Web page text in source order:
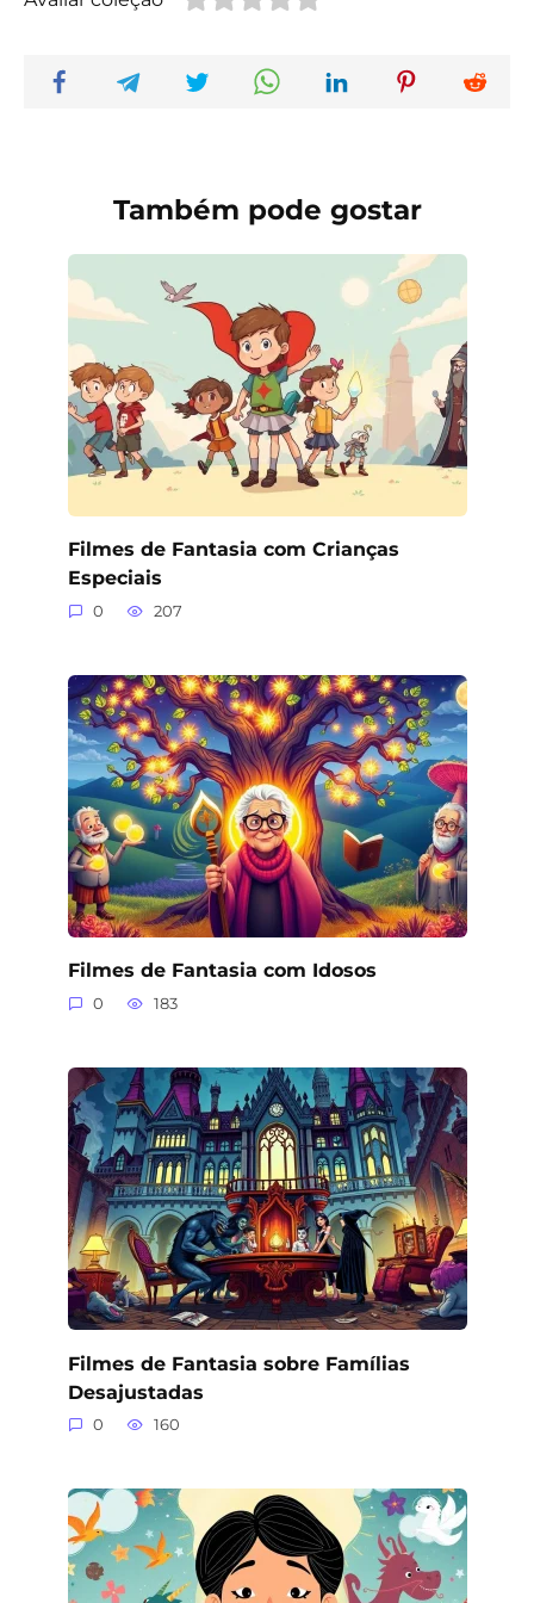
Também pode gostar
Filmes de Fantasia com Crianças
Especiais
0 207
Filmes de Fantasia com Idosos
0 183
Filmes de Fantasia sobre Famílias
Desajustadas
0 160